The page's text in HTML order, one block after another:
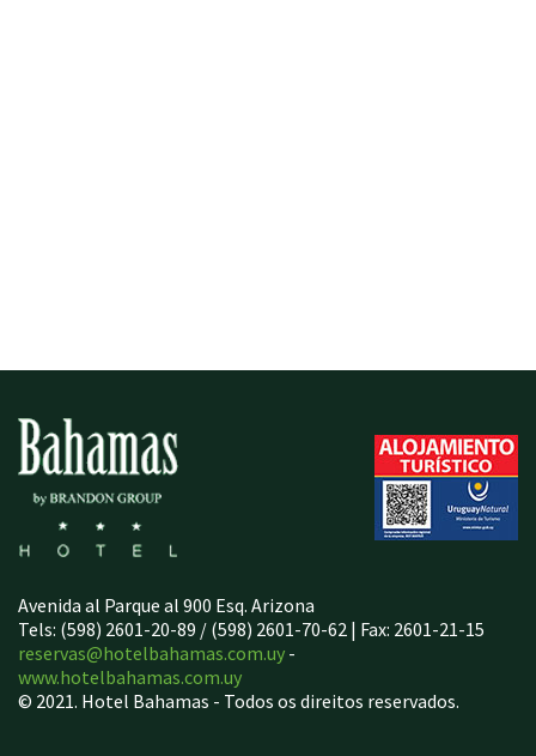
Avenida al Parque al 900 Esq. Arizona
Tels: (598) 2601-20-89 / (598) 2601-70-62 | Fax: 2601-21-15
reservas@hotelbahamas.com.uy -
www.hotelbahamas.com.uy
© 2021. Hotel Bahamas - Todos os direitos reservados.